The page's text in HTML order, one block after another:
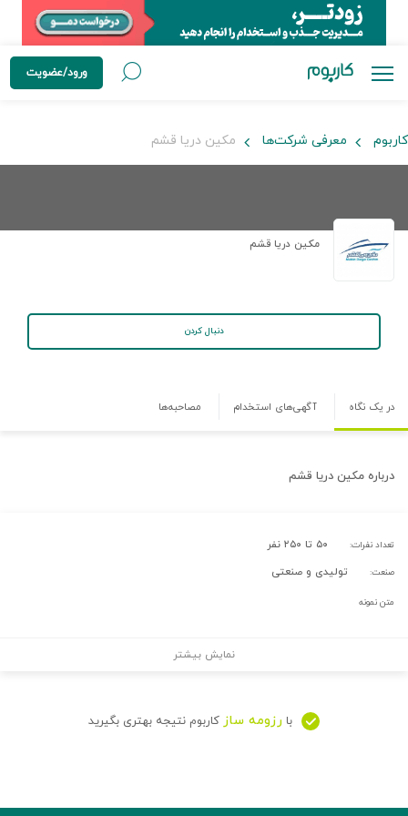
ورود/عضویت
کاربوم معرفی شرکت‌ها مکین دریا قشم
مکین دریا قشم
دنبال کردن
در یک نگاه آگهی‌های استخدام مصاحبه‌ها
درباره مکین دریا قشم
تعداد نفرات: ۵۰ تا ۲۵۰ نفر
صنعت: تولیدی و صنعتی
متن نمونه
نمایش بیشتر
با رزومه ساز کاربوم نتیجه بهتری بگیرید